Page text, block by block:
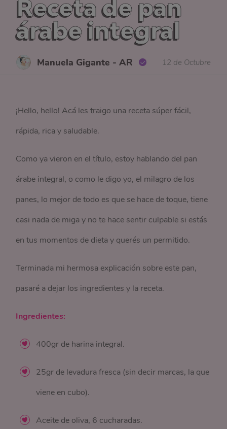
Receta de pan
árabe integral
Manuela Gigante - AR 12 de Octubre
¡Hello, hello! Acá les traigo una receta súper fácil,
rápida, rica y saludable.
Como ya vieron en el título, estoy hablando del pan
árabe integral, o como le digo yo, el milagro de los
panes, lo mejor de todo es que se hace de toque, tiene
casi nada de miga y no te hace sentir culpable si estás
en tus momentos de dieta y querés un permitido.
Terminada mi hermosa explicación sobre este pan,
pasaré a dejar los ingredientes y la receta.
Ingredientes:
400gr de harina integral.
25gr de levadura fresca (sin decir marcas, la que
viene en cubo).
Aceite de oliva, 6 cucharadas.